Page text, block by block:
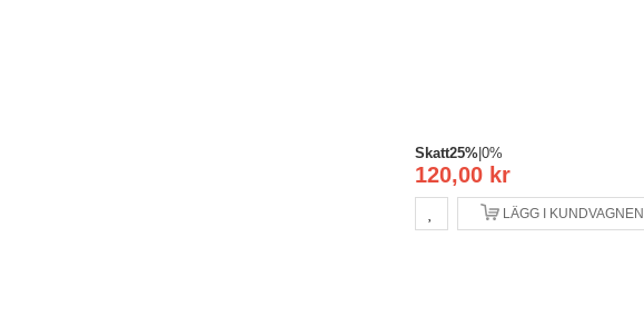
120,00 kr
Skatt25%|0%
LÄGG I KUNDVAGNEN